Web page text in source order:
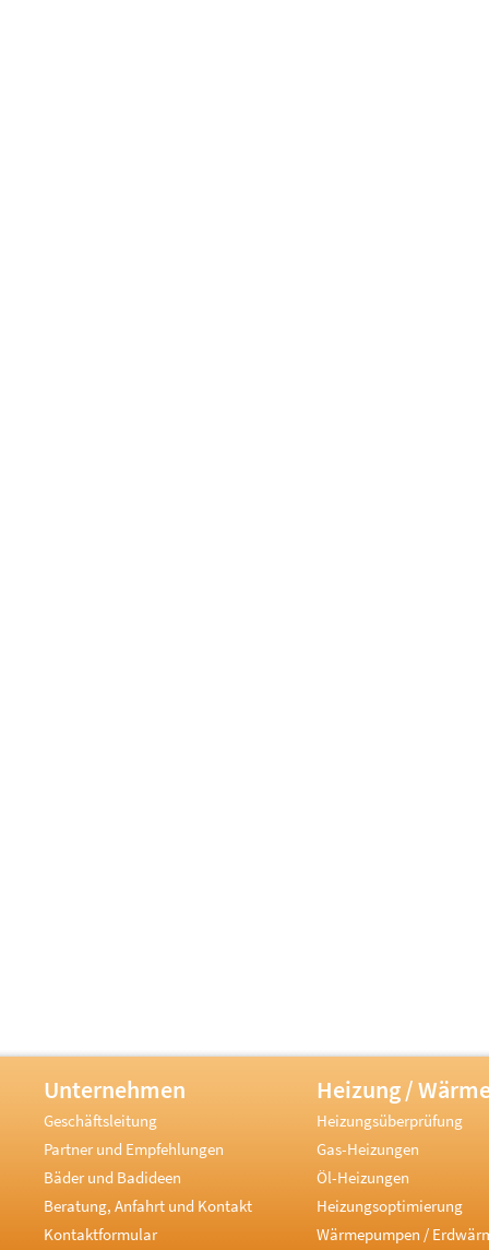
Unternehmen
Geschäftsleitung
Partner und Empfehlungen
Bäder und Badideen
Beratung, Anfahrt und Kontakt
Kontaktformular
Heizung /
Heizungsüberprüfung
Gas-Heizungen
Öl-Heizungen
Heizungsoptimierung
Wärmepumpen /